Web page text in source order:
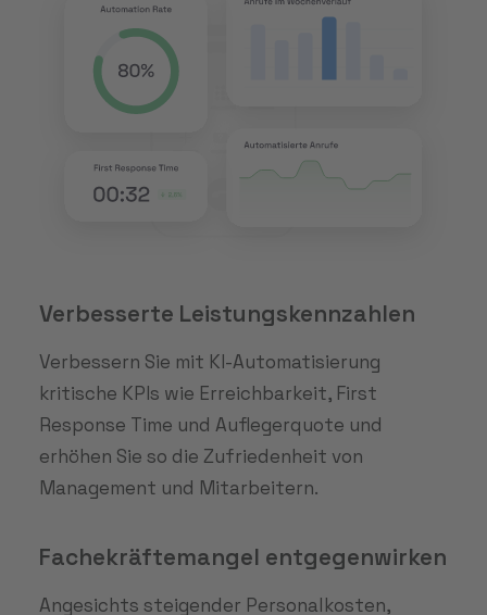
Verbesserte Leistungskennzahlen
Verbessern Sie mit KI-Automatisierung
kritische KPIs wie Erreichbarkeit, First
Response Time und Auflegerquote und
erhöhen Sie so die Zufriedenheit von
Management und Mitarbeitern.
Fachekräftemangel entgegenwirken
Angesichts steigender Personalkosten,